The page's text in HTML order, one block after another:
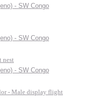
- SW Congo
- SW Congo
nest
- SW Congo
- Male display flight